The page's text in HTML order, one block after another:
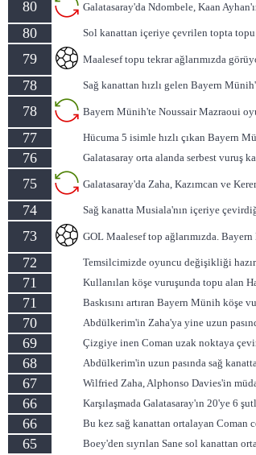
80 Galatasaray'da Ndombele, Kaan
80 Sol kanattan içeriye çevrilen topta
79 Maalesef topu tekrar ağlarımızda
78 Sağ kanattan hızlı gelen Bayern
78 Bayern Münih'te Noussair Mazraoui
77 Hücuma 5 isimle hızlı çıkan Bayern
76 Galatasaray orta alanda serbest vuruş
75 Galatasaray'da Zaha, Kazımcan ve
74 Sağ kanatta Musiala'nın içeriye
73 GOL Maalesef top ağlarımızda.
72 Temsilcimizde oyuncu değişikliği
71 Kullanılan köşe vuruşunda topu alan
71 Baskısını artıran Bayern Münih köşe
70 Abdülkerim'in Zaha'ya yine uzun
69 Çizgiye inen Coman uzak noktaya
68 Abdülkerim'in uzun pasında sağ
67 Wilfried Zaha, Alphonso Davies'in
66 Karşılaşmada Galatasaray'ın 20'ye 6
66 Bu kez sağ kanattan ortalayan Coman
65 Boey'den sıyrılan Sane sol kanattan